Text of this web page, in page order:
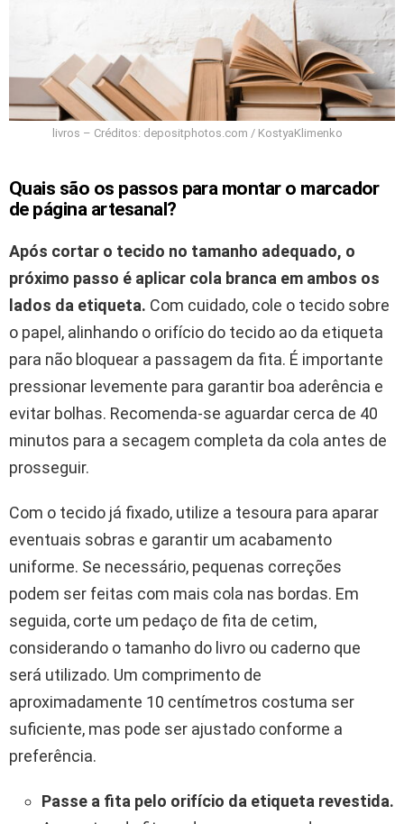
livros – Créditos: depositphotos.com / KostyaKlimenko
Quais são os passos para montar o marcador
de página artesanal?
Após cortar o tecido no tamanho adequado, o
próximo passo é aplicar cola branca em ambos os
lados da etiqueta. Com cuidado, cole o tecido sobre
o papel, alinhando o orifício do tecido ao da etiqueta
para não bloquear a passagem da fita. É importante
pressionar levemente para garantir boa aderência e
evitar bolhas. Recomenda-se aguardar cerca de 40
minutos para a secagem completa da cola antes de
prosseguir.
Com o tecido já fixado, utilize a tesoura para aparar
eventuais sobras e garantir um acabamento
uniforme. Se necessário, pequenas correções
podem ser feitas com mais cola nas bordas. Em
seguida, corte um pedaço de fita de cetim,
considerando o tamanho do livro ou caderno que
será utilizado. Um comprimento de
aproximadamente 10 centímetros costuma ser
suficiente, mas pode ser ajustado conforme a
preferência.
Passe a fita pelo orifício da etiqueta revestida.